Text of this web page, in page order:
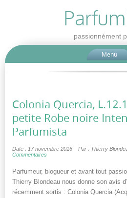
passionnément
Menu
Colonia Quercia,
petite Robe noire
Parfumista
Date : 17 novembre 2016 Par : Thierry
Commentaires
Parfumeur, blogueur et avant tout
Thierry Blondeau nous donne son avis
récemment sortis : Colonia Quercia